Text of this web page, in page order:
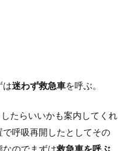
は迷わず救急車を呼ぶ。
たらいいかも案内してくれ
呼吸再開したとしてその
なのでまずは救急車を呼ぶ